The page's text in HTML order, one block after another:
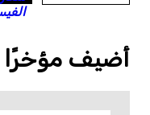
أضيف مؤخرًا